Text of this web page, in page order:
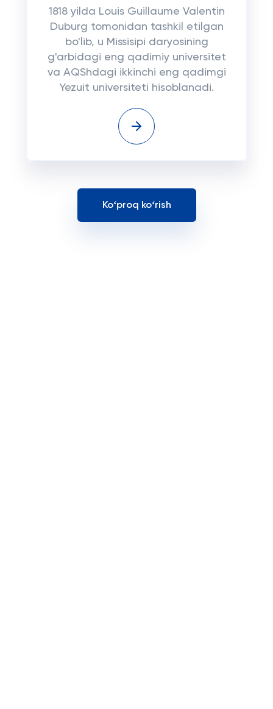
1818 yilda Louis Guillaume Valentin
Duburg tomonidan tashkil etilgan
bo'lib, u Missisipi daryosining
g'arbidagi eng qadimiy universitet
va AQShdagi ikkinchi eng qadimgi
Yezuit universiteti hisoblanadi.
Koʻproq koʻrish